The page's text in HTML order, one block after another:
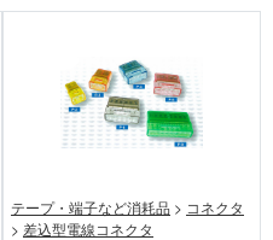
テープ・端子など消耗品 > コネクタ
> 差込型電線コネクタ